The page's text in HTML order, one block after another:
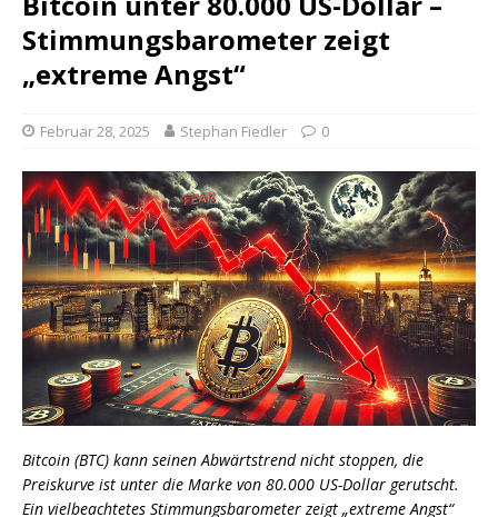
Stimmungsbarometer zeigt
„extreme Angst“
Februar 28, 2025 Stephan Fiedler 0
Bitcoin (BTC) kann seinen Abwärtstrend nicht stoppen, die
Preiskurve ist unter die Marke von 80.000 US-Dollar gerutscht.
Ein vielbeachtetes Stimmungsbarometer zeigt „extreme Angst“